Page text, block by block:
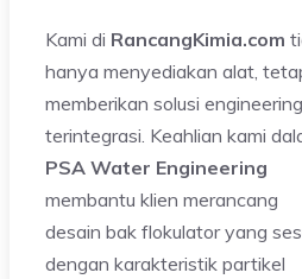
Kami di RancangKimia.com
hanya menyediakan alat,
memberikan solusi engineering
terintegrasi. Keahlian kami
PSA Water Engineering
membantu klien merancang
desain bak flokulator yang
dengan karakteristik partikel